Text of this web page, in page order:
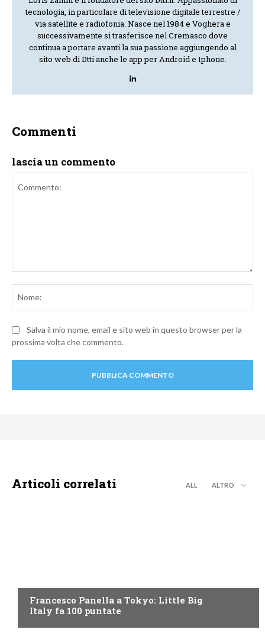
tecnologia, in particolare di televisione digitale terrestre /
via satellite e radiofonia. Nasce nel 1984 e Voghera e
successivamente si trasferisce nel Cremasco dove
continua a portare avanti la sua passione aggiungendo al
sito web di Dtti anche le app per Android e Iphone.
Commenti
lascia un commento
Salva il mio nome, email e sito web in questo browser per la
prossima volta che commento.
Articoli correlati ALL ALTRO
Francesco Panella a Tokyo: Little Big
Italy fa 100 puntate